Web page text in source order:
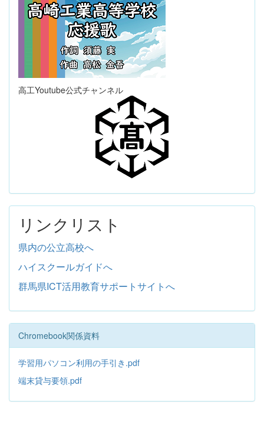
高工Youtube公式チャンネル
リンクリスト
県内の公立高校へ
ハイスクールガイドへ
群馬県ICT活用教育サポートサイトへ
Chromebook関係資料
学習用パソコン利用の手引き.pdf
端末貸与要領.pdf